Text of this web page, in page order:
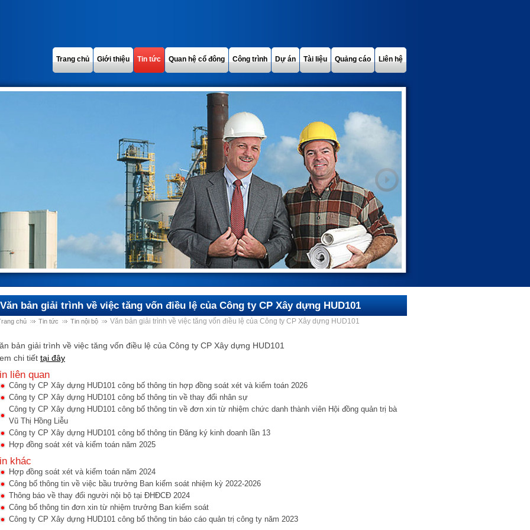
Trang chủ Giới thiệu Tin tức Quan hệ cổ đông Công trình Dự án Tài liệu Quảng cáo Liên hệ
Văn bản giải trình về việc tăng vốn điều lệ của Công ty CP Xây dựng HUD101
chủ Tin tức Tin nội bộ Văn bản giải trình về việc tăng vốn điều lệ của Công ty CP Xây dựng HUD101
bản giải trình về việc tăng vốn điều lệ của Công ty CP Xây dựng HUD101
chi tiết tại đây
liên quan
Công ty CP Xây dựng HUD101 công bố thông tin hợp đồng soát xét và kiểm toán 2026
Công ty CP Xây dựng HUD101 công bố thông tin về thay đổi nhân sự
Công ty CP Xây dựng HUD101 công bố thông tin về đơn xin từ nhiệm chức danh thành viên Hội đồng quản trị bà
Vũ Thị Hồng Liễu
Công ty CP Xây dựng HUD101 công bố thông tin Đăng ký kinh doanh lần 13
Hợp đồng soát xét và kiểm toán năm 2025
khác
Hợp đồng soát xét và kiểm toán năm 2024
Công bố thông tin về việc bầu trưởng Ban kiểm soát nhiệm kỳ 2022-2026
Thông báo về thay đổi người nội bộ tại ĐHĐCĐ 2024
Công bố thông tin đơn xin từ nhiệm trưởng Ban kiểm soát
Công ty CP Xây dựng HUD101 công bố thông tin báo cáo quản trị công ty năm 2023